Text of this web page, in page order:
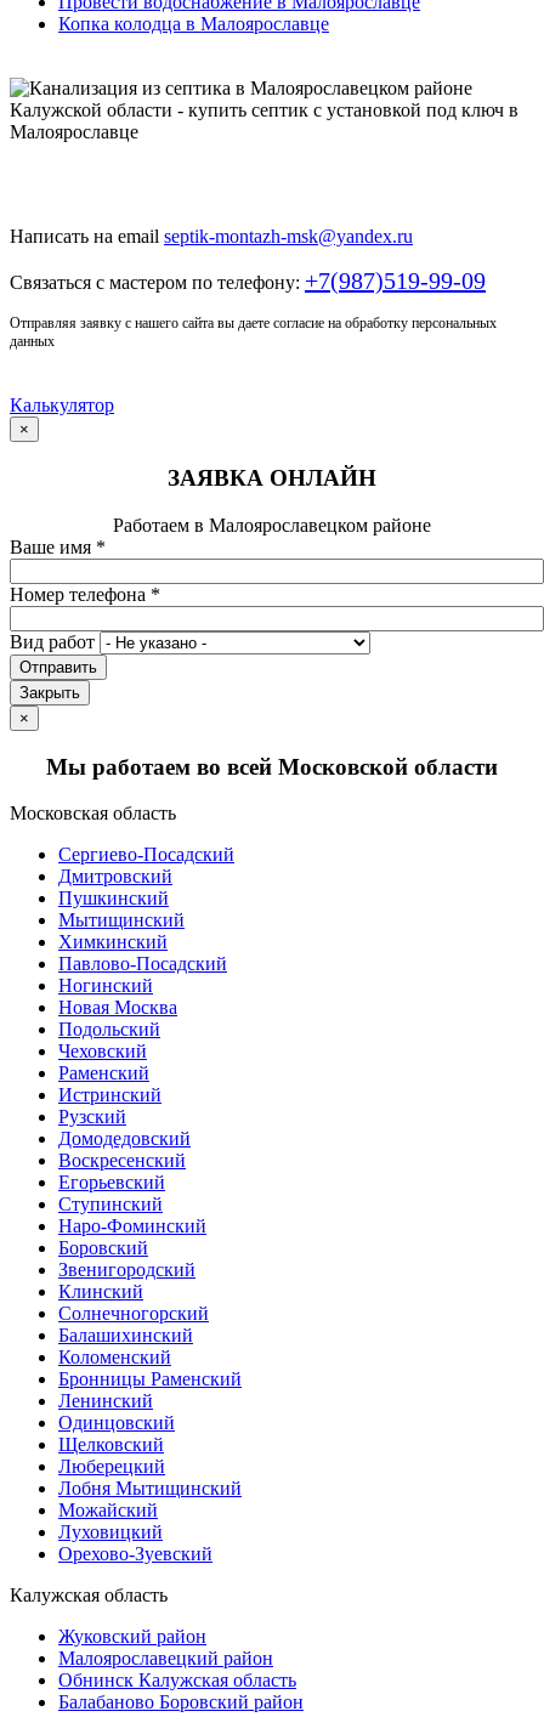
Копка колодца в Малоярославце
Написать на email septik-montazh-msk@yandex.ru
Связаться с мастером по телефону: +7(987)519-99-09
Отправляя заявку с нашего сайта вы даете согласие на обработку персональных
данных
Калькулятор
×
ЗАЯВКА ОНЛАЙН
Работаем в Малоярославецком районе
Ваше имя *
Номер телефона *
Вид работ
Отправить
Закрыть
×
Мы работаем во всей Московской области
Московская область
Сергиево-Посадский
Дмитровский
Пушкинский
Мытищинский
Химкинский
Павлово-Посадский
Ногинский
Новая Москва
Подольский
Чеховский
Раменский
Истринский
Рузский
Домодедовский
Воскресенский
Егорьевский
Ступинский
Наро-Фоминский
Боровский
Звенигородский
Клинский
Солнечногорский
Балашихинский
Коломенский
Бронницы Раменский
Ленинский
Одинцовский
Щелковский
Люберецкий
Лобня Мытищинский
Можайский
Луховицкий
Орехово-Зуевский
Калужская область
Жуковский район
Малоярославецкий район
Обнинск Калужская область
Балабаново Боровский район